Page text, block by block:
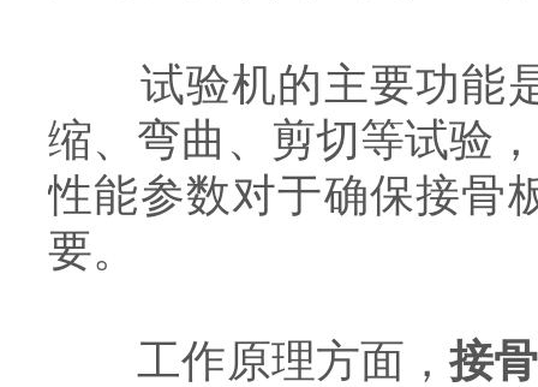
试验机的主要功能是
缩、弯曲、剪切等试验
性能参数对于确保接骨
要。
工作原理方面，接